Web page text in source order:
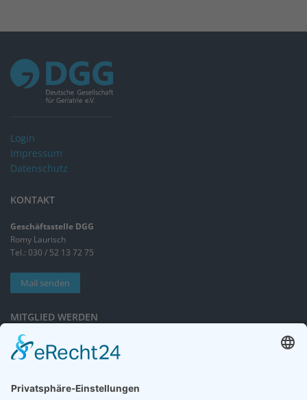
Login
Impressum
Datenschutz
KONTAKT
Geschäftsstelle DGG
Romy Laurisch
Tel.: 030 / 52 13 72 75
Mail senden
MITGLIED WERDEN
Sieben gute Gründe
für Ihre Mitgliedschaft